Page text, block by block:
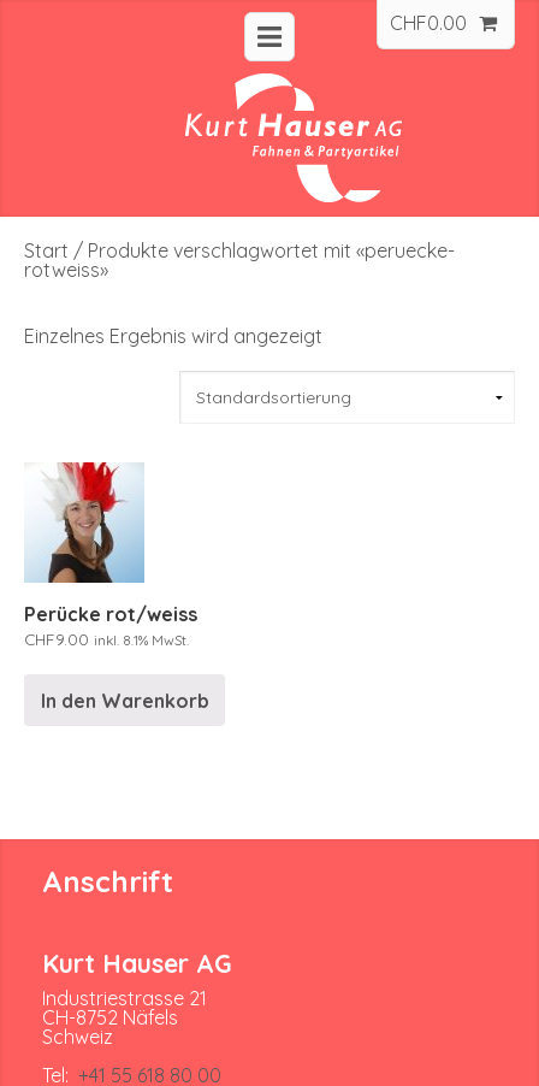
CHF0.00
Start / Produkte verschlagwortet mit «peruecke-
rotweiss»
Einzelnes Ergebnis wird angezeigt
Perücke rot/weiss
CHF9.00 inkl. 8.1% MwSt.
In den Warenkorb
Anschrift
Kurt Hauser AG
Industriestrasse 21
CH-8752 Näfels
Schweiz
Tel: +41 55 618 80 00